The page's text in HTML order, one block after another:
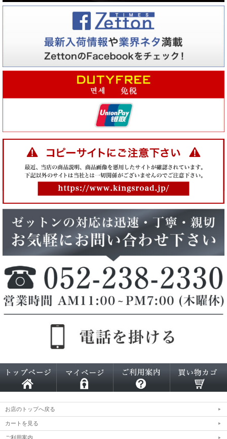
お店のトップへ戻る
カートを見る
ご利用案内